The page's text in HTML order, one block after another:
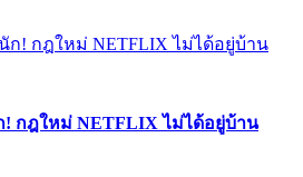
กฎใหม่ NETFLIX ไม่ได้อยู่บ้าน